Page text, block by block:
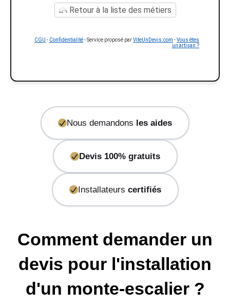
Retour à la liste des métiers
CGU - Confidentialité- Service proposé parViteUnDevis.com -Vous êtes
un artisan ?
Nous demandons les aides
Devis 100% gratuits
Installateurs certifiés
Comment demander un
devis pour l'installation
d'un monte-escalier ?